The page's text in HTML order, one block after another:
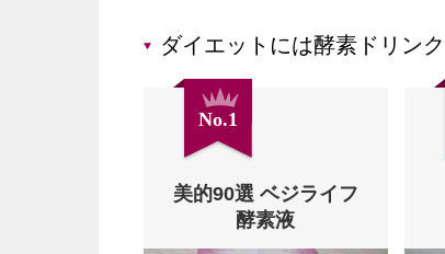
ダイエットには酵素ドリン
No.1
美的90選 ベジライフ
酵素液